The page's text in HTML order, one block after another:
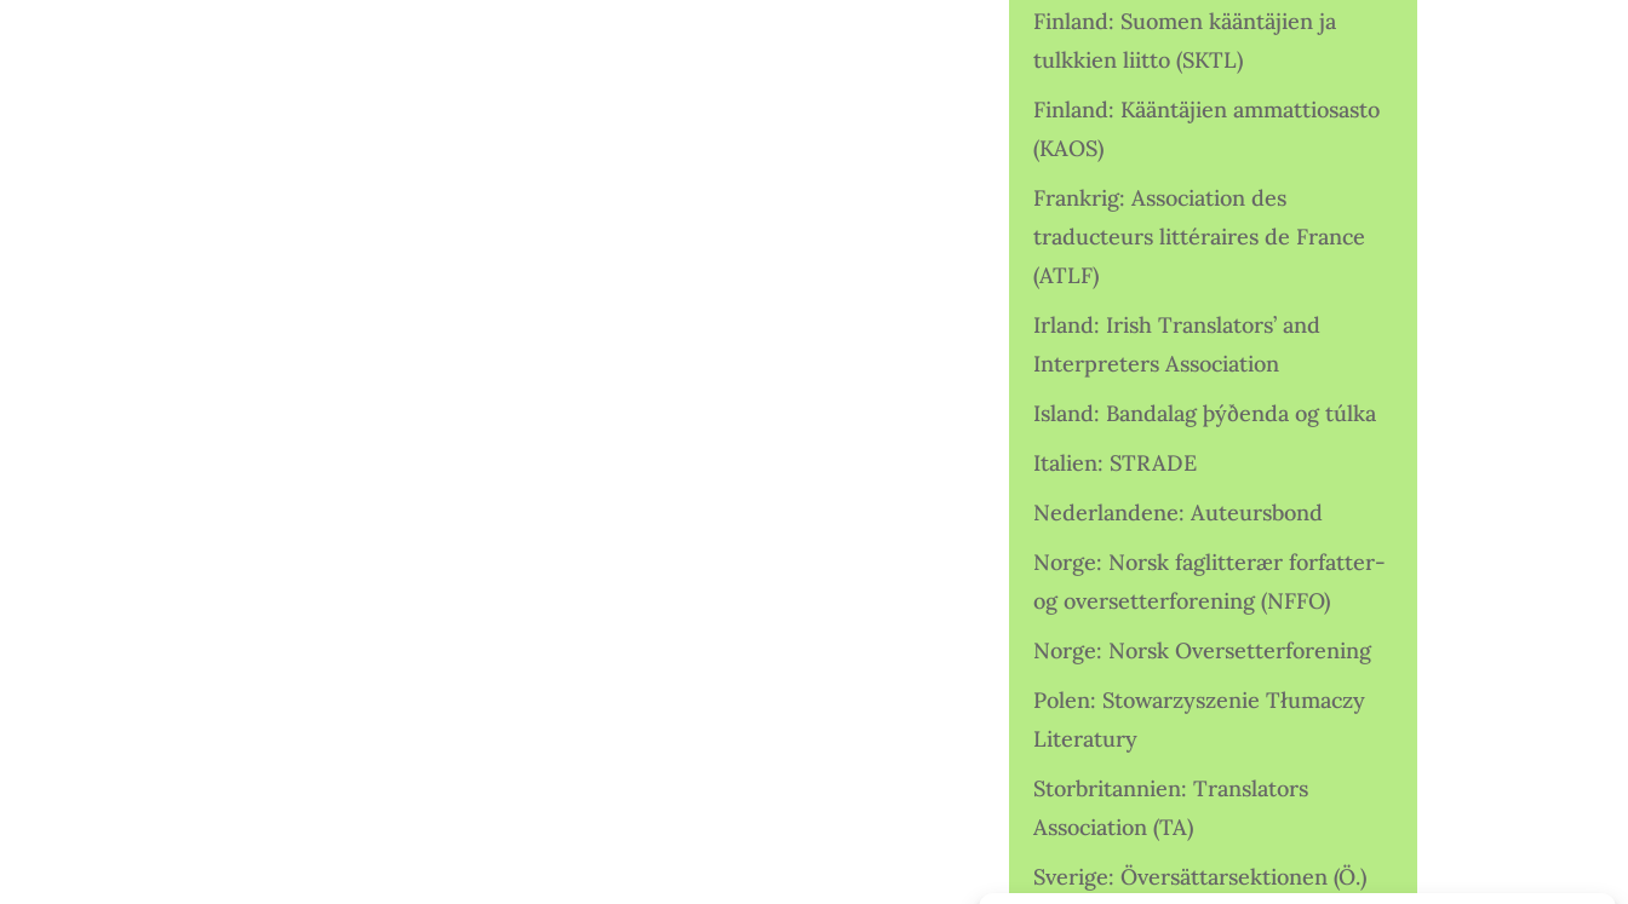
Finland: Suomen kääntäjien ja
tulkkien liitto (SKTL)
Finland: Kääntäjien ammattiosasto
(KAOS)
Frankrig: Association des
traducteurs littéraires de France
(ATLF)
Irland: Irish Translators’ and
Interpreters Association
Island: Bandalag þýðenda og túlka
Italien: STRADE
Nederlandene: Auteursbond
Norge: Norsk faglitterær forfatter-
og oversetterforening (NFFO)
Norge: Norsk Oversetterforening
Polen: Stowarzyszenie Tłumaczy
Literatury
Storbritannien: Translators
Association (TA)
Sverige: Översättarsektionen (Ö.)